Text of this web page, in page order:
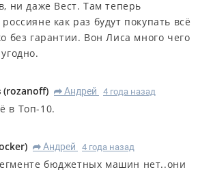
ни даже Вест. Там теперь
как раз будут покупать всё
без гарантии. Вон Лиса много чего
(rozanoff) R Андрей 4 года назад
в Топ-10.
) R Андрей 4 года назад
бюджетных машин нет..они